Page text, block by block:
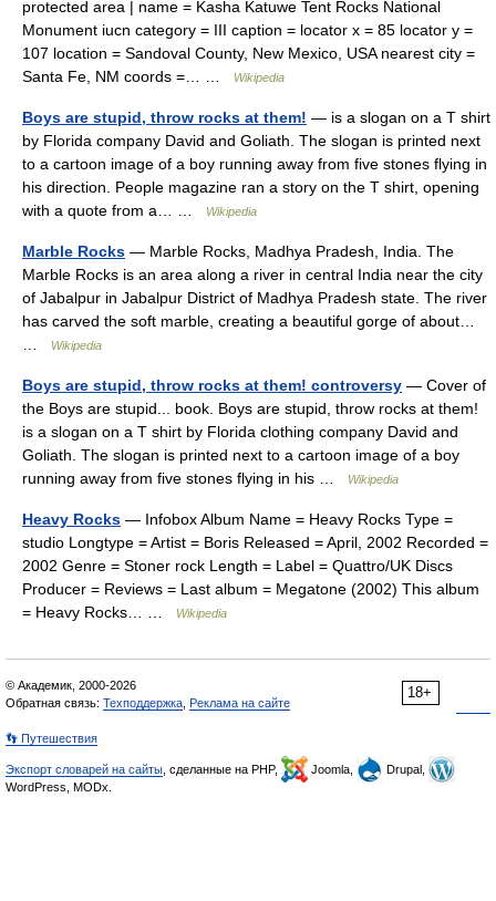
protected area | name = Kasha Katuwe Tent Rocks National
Monument iucn category = III caption = locator x = 85 locator y =
107 location = Sandoval County, New Mexico, USA nearest city =
Santa Fe, NM coords =… …
Wikipedia
Boys are stupid, throw rocks at them! — is a slogan on a T shirt
by Florida company David and Goliath. The slogan is printed next
to a cartoon image of a boy running away from five stones flying in
his direction. People magazine ran a story on the T shirt, opening
with a quote from a… …
Wikipedia
Marble Rocks — Marble Rocks, Madhya Pradesh, India. The
Marble Rocks is an area along a river in central India near the city
of Jabalpur in Jabalpur District of Madhya Pradesh state. The river
has carved the soft marble, creating a beautiful gorge of about…
Wikipedia
Boys are stupid, throw rocks at them! controversy — Cover of
the Boys are stupid... book. Boys are stupid, throw rocks at them!
is a slogan on a T shirt by Florida clothing company David and
Goliath. The slogan is printed next to a cartoon image of a boy
running away from five stones flying in his …
Wikipedia
Heavy Rocks — Infobox Album Name = Heavy Rocks Type =
studio Longtype = Artist = Boris Released = April, 2002 Recorded =
2002 Genre = Stoner rock Length = Label = Quattro/UK Discs
Producer = Reviews = Last album = Megatone (2002) This album
= Heavy Rocks… …
Wikipedia
18+
© Академик, 2000-2026
Обратная связь: Техподдержка Реклама на сайте
👣 Путешествия
Экспорт словарей на сайты , сделанные на PHP, Joomla,
Drupal,
WordPress, MODx.